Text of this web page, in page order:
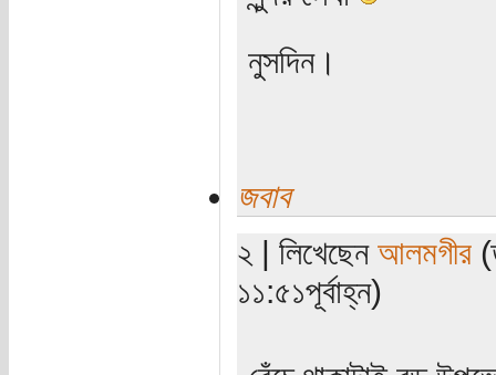
নুসদিন।
জবাব
২ | লিখেছেন আলমগীর
১১:৫১পূর্বাহ্ন)